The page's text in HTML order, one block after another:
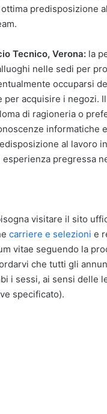
predisposizione
Tecnico, Verona: la
nelle sedi per
occuparsi
per acquisire i negozi.
di ragioneria o
informatiche
al lavoro
pregressa
visitare il sito
carriere e selezioni e
vitae seguendo la
che tutti gli
i sessi, ai sensi delle
specificato).